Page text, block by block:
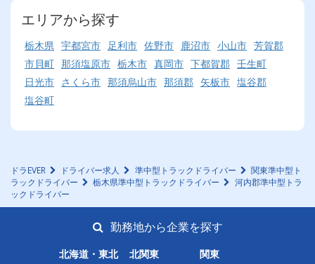
エリアから探す
栃木県 宇都宮市 足利市 佐野市 鹿沼市 小山市 芳賀郡
市貝町 那須塩原市 栃木市 真岡市 下都賀郡 壬生町
日光市 さくら市 那須烏山市 那須郡 矢板市 塩谷郡
塩谷町
ドラEVER ドライバー求人 準中型トラックドライバー
関東準中型ト
ラックドライバー
栃木県準中型トラックドライバー
河内郡準中型トラ
ックドライバー
勤務地から企業を探す
北海道・東北 北関東 関東